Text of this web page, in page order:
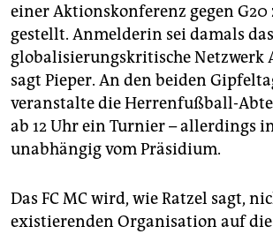
einer Aktionskonferenz gegen
gestellt. Anmelderin sei damals das
globalisierungskritische Netzwerk
sagt Pieper. An den beiden
veranstalte die Herrenfußball-
ab 12 Uhr ein Turnier – allerdings
unabhängig vom Präsidium.
Das FC MC wird, wie Ratzel sagt,
existierenden Organisation auf die